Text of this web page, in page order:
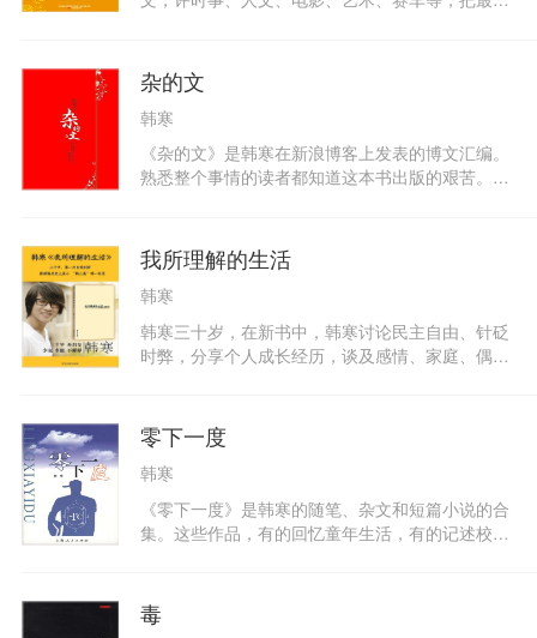
杂的文
韩寒
《杂的文》是韩寒在新浪博客上发表的博文汇编。
熟悉整个事情的读者都知道这本书出版的艰苦。光
人说为了新书炒作，以捍卫我在论战中的观点的纯
粹。一次是因为官司的问题。书名也改了又改，开
始叫《坛》，后来盗版商帮我出了。直到了现在
的。
我所理解的生活
韩寒
韩寒三十岁，在新书中，韩寒讨论民主自由、针砭
时弊，分享个人成长经历，谈及感情、家庭、偶
零下一度
韩寒
《零下一度》是韩寒的随笔、杂文和短篇小说的合
集。这些作品，有的回忆童年生活，有的记述校园
默、诙谐，充满奇特想象，真实地反映了韩寒的喜
怒哀乐，展示了他的内心世界。韩寒自己认
毒